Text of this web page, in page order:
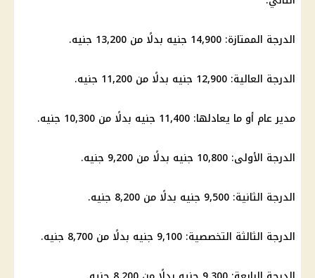
الدرجة الممتازة: 14,900 جنيه بدلًا من 13,200 جنيه.
الدرجة العالية: 12,900 جنيه بدلًا من 11,200 جنيه.
مدير عام أو ما يعادلها: 11,400 جنيه بدلًا من 10,300 جنيه.
الدرجة الأولى: 10,800 جنيه بدلًا من 9,200 جنيه.
الدرجة الثانية: 9,500 جنيه بدلًا من 8,200 جنيه.
الدرجة الثالثة التخصصية: 9,100 جنيه بدلًا من 8,700 جنيه.